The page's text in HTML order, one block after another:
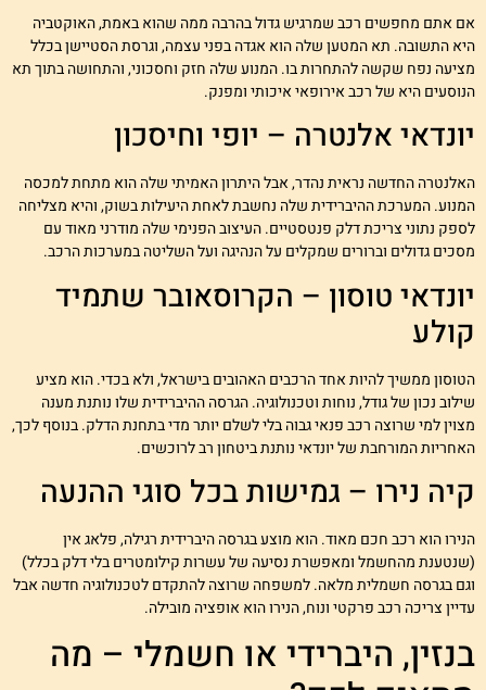
אתם מחפשים רכב שמרגיש גדול בהרבה ממה שהוא באמת, האוקטביה
התשובה. תא המטען שלה הוא אגדה בפני עצמה, וגרסת הסטיישן בכלל
נפח שקשה להתחרות בו. המנוע שלה חזק וחסכוני, והתחושה בתוך תא
היא של רכב אירופאי איכותי ומפנק.
אלנטרה – יופי וחיסכון
החדשה נראית נהדר, אבל היתרון האמיתי שלה הוא מתחת למכסה
המערכת ההיברידית שלה נחשבת לאחת היעילות בשוק, והיא מצליחה
נתוני צריכת דלק פנטסטיים. העיצוב הפנימי שלה מודרני מאוד עם
גדולים וברורים שמקלים על הנהיגה ועל השליטה במערכות הרכב.
טוסון – הקרוסאובר שתמיד
ממשיך להיות אחד הרכבים האהובים בישראל, ולא בכדי. הוא מציע
נכון של גודל, נוחות וטכנולוגיה. הגרסה ההיברידית שלו נותנת מענה
למי שרוצה רכב פנאי גבוה בלי לשלם יותר מדי בתחנת הדלק. בנוסף לכך,
המורחבת של יונדאי נותנת ביטחון רב לרוכשים.
נירו – גמישות בכל סוגי ההנעה
הוא רכב חכם מאוד. הוא מוצע בגרסה היברידית רגילה, פלאג אין
מהחשמל ומאפשרת נסיעה של עשרות קילומטרים בלי דלק בכלל)
בגרסה חשמלית מלאה. למשפחה שרוצה להתקדם לטכנולוגיה חדשה אבל
צריכה רכב פרקטי ונוח, הנירו הוא אופציה מובילה.
היברידי או חשמלי – מה